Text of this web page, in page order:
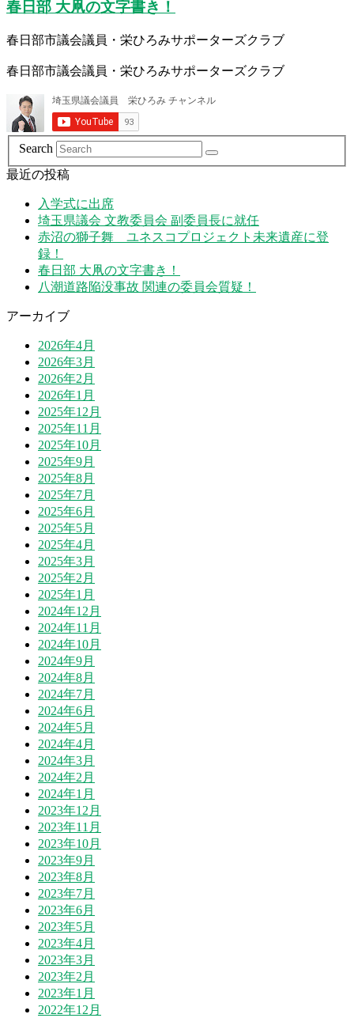
春日部 大凧の文字書き！
春日部市議会議員・栄ひろみサポーターズクラブ
春日部市議会議員・栄ひろみサポーターズクラブ
Search
最近の投稿
入学式に出席
埼玉県議会 文教委員会 副委員長に就任
赤沼の獅子舞 ユネスコプロジェクト未来遺産に登
録！
春日部 大凧の文字書き！
八潮道路陥没事故 関連の委員会質疑！
アーカイブ
2026年4月
2026年3月
2026年2月
2026年1月
2025年12月
2025年11月
2025年10月
2025年9月
2025年8月
2025年7月
2025年6月
2025年5月
2025年4月
2025年3月
2025年2月
2025年1月
2024年12月
2024年11月
2024年10月
2024年9月
2024年8月
2024年7月
2024年6月
2024年5月
2024年4月
2024年3月
2024年2月
2024年1月
2023年12月
2023年11月
2023年10月
2023年9月
2023年8月
2023年7月
2023年6月
2023年5月
2023年4月
2023年3月
2023年2月
2023年1月
2022年12月